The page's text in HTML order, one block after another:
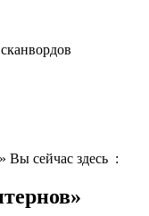
» Вы сейчас здесь :